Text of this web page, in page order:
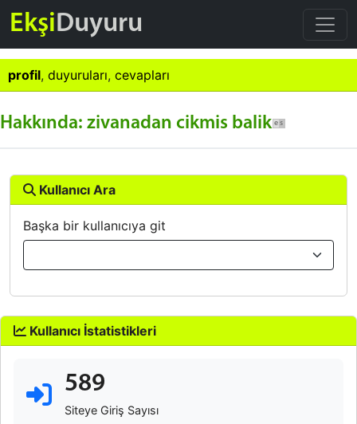
EkşiDuyuru
profil, duyuruları, cevapları
Hakkında: zivanadan cikmis balik
Kullanıcı Ara
Başka bir kullanıcıya git
Kullanıcı İstatistikleri
589
Siteye Giriş Sayısı